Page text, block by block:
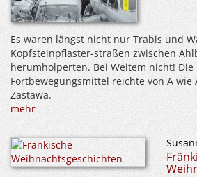
Es waren längst nicht nur Trabis und
Kopfsteinpflaster-straßen zwischen
herumholperten. Bei Weitem nicht! Die
Fortbewegungsmittel reichte von A wie
Zastawa.
mehr